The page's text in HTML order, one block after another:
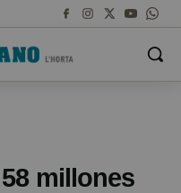
millones